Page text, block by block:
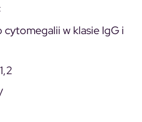
cytomegalii w klasie IgG i